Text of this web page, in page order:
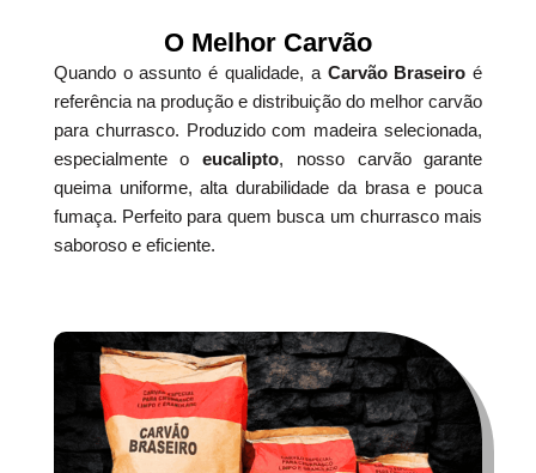
O Melhor Carvão
Quando o assunto é qualidade, a Carvão Braseiro é
referência na produção e distribuição do melhor carvão
para churrasco. Produzido com madeira selecionada,
especialmente oeucalipto, nosso carvão garante
queima uniforme, alta durabilidade da brasa e pouca
fumaça. Perfeito para quem busca um churrasco mais
saboroso e eficiente.